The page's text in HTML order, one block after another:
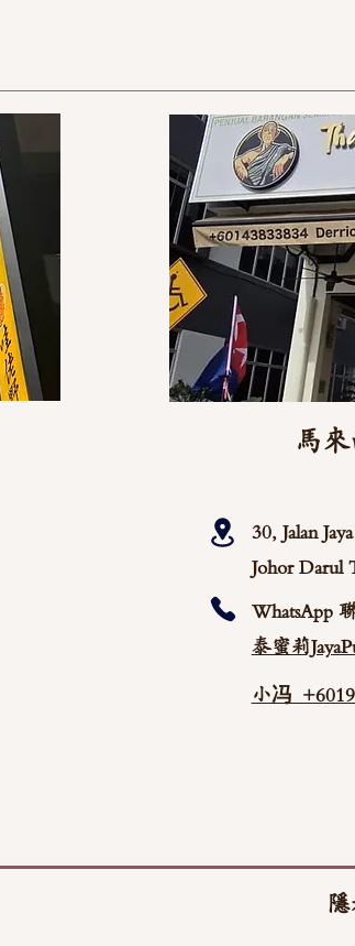
馬
30, Jalan
Johor Darul
WhatsApp
泰蜜莉
小冯